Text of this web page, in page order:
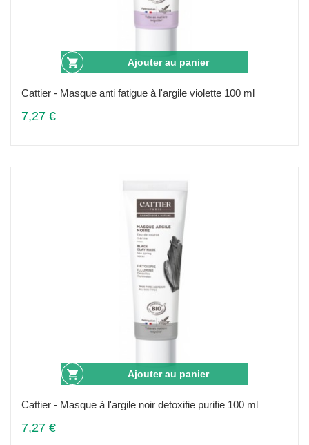
Ajouter au panier
Cattier - Masque anti fatigue à l'argile violette 100 ml
7,27 €
Ajouter au panier
Cattier - Masque à l'argile noir detoxifie purifie 100 ml
7,27 €